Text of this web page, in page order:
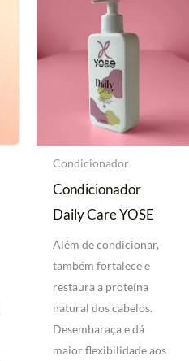
Condicionador
Condicionador
Daily Care YOSE
Além de condicionar,
também fortalece e
restaura a proteína
natural dos cabelos.
Desembaraça e dá
maior flexibilidade aos